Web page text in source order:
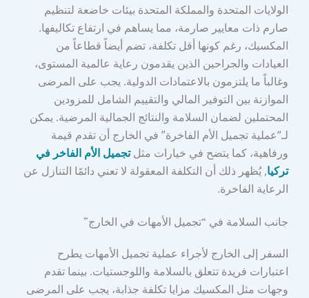
الولايات المتحدة والمملكة المتحدة بيئات خاضعة لتنظيم
صارم ذات معايير صارمة، مما يساهم في ارتفاع تكاليفها.
المكسيك، رغم كونها أقل تكلفة، تضم أيضاً قطاعاً من
العيادات والجراحين الذين يقدمون رعاية عالمية المستوى،
وغالباً ما يلتزمون بالاعتمادات الدولية. يجب على المرضى
الموازنة بين التوفير المالي والتقييم الشامل للمزودين
المحتملين لضمان السلامة والنتائج الجمالية المرضية. يمكن
لـ“عملية تجميل الأم الفاخرة” في الخارج أن تقدم قيمة
ورفاهية، كما يتضح في خيارات مثلتجميل الأم الفاخر في
تركيا, يُظهر ذلك أن التكلفة المعقولة لا تعني دائمًا التنازل عن
الرعاية الفاخرة.
جانب السلامة في “تجميل الأمهات في الخارج”
السفر إلى الخارج لأجراء عملية تجميل الأمهات يطرح
اعتبارات فريدة تتعلق بالسلامة واللوجستيات. بينما تقدم
وجهات مثل المكسيك مزايا تكلفة جذابة، يجب على المرضى